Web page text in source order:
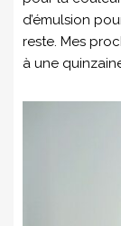
d’émulsion
reste. Mes
à une